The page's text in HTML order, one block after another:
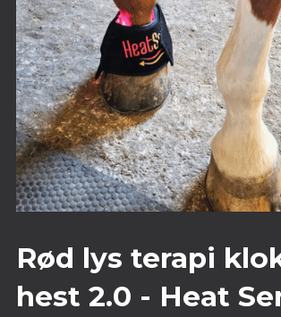
Rød lys terapi
hest 2.0 - Heat